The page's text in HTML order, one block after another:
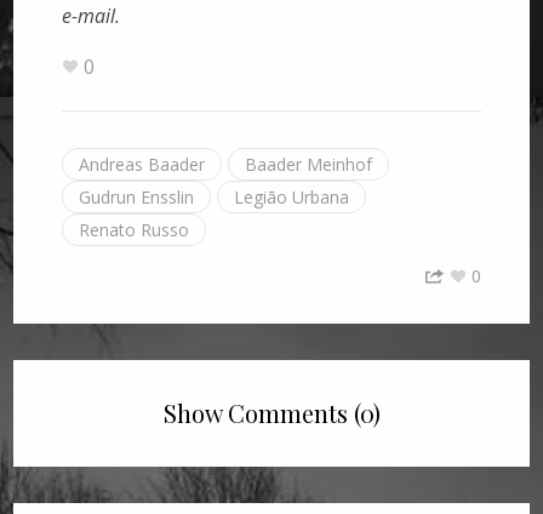
e-mail.
0
Andreas Baader
Baader Meinhof
Gudrun Ensslin
Legião Urbana
Renato Russo
0
Show Comments (0)